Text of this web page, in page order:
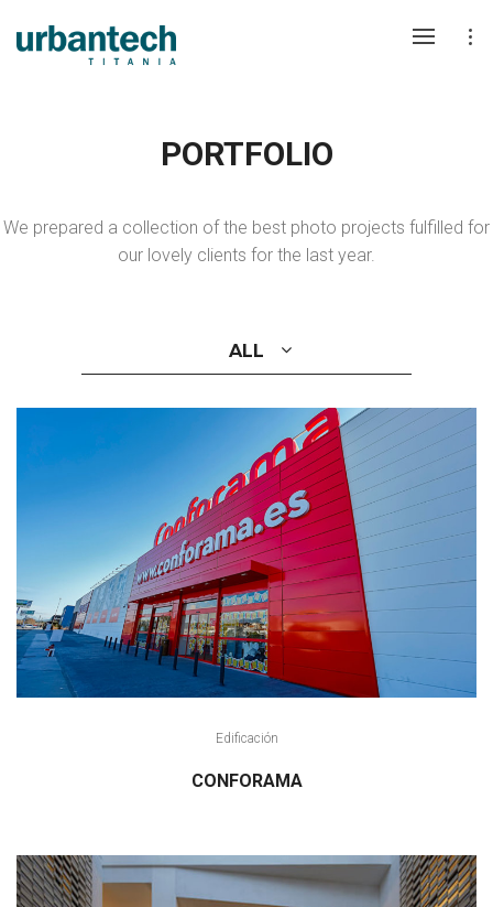
PORTFOLIO
We prepared a collection of the best photo projects fulfilled for
our lovely clients for the last year.
ALL
Edificación
CONFORAMA